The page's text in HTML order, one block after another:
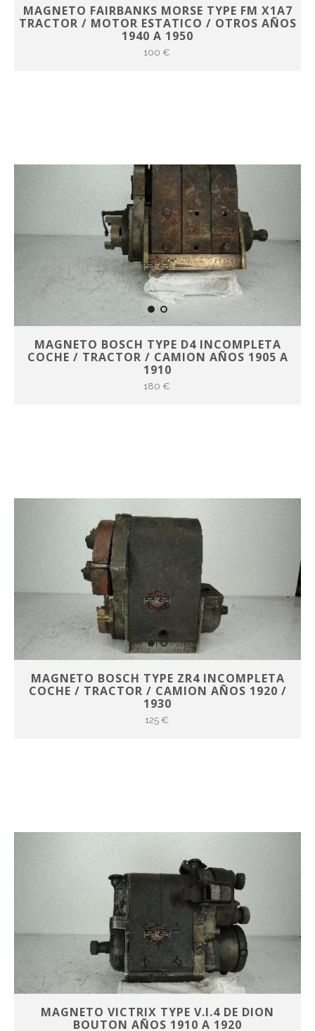
MAGNETO FAIRBANKS MORSE TYPE FM X1A7
TRACTOR / MOTOR ESTATICO / OTROS AÑOS
1940 A 1950
100 €
MAGNETO BOSCH TYPE D4 INCOMPLETA
COCHE / TRACTOR / CAMION AÑOS 1905 A
1910
180 €
MAGNETO BOSCH TYPE ZR4 INCOMPLETA
COCHE / TRACTOR / CAMION AÑOS 1920 /
1930
125 €
MAGNETO VICTRIX TYPE V.I.4 DE DION
BOUTON AÑOS 1910 A 1920